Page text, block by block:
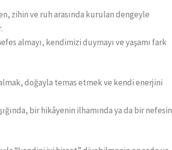
zihin ve ruh arasında kurulan dengeyle
almayı, kendimizi duymayı ve yaşamı fark
doğayla temas etmek ve kendi enerjini
bir hikâyenin ilhamında ya da bir nefesin